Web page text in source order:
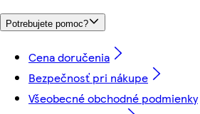
Potrebujete pomoc?
Cena doručenia
Bezpečnosť pri nákupe
Všeobecné obchodné podmienky